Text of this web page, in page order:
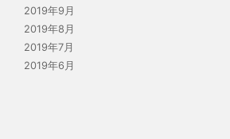
2019年9月
2019年8月
2019年7月
2019年6月